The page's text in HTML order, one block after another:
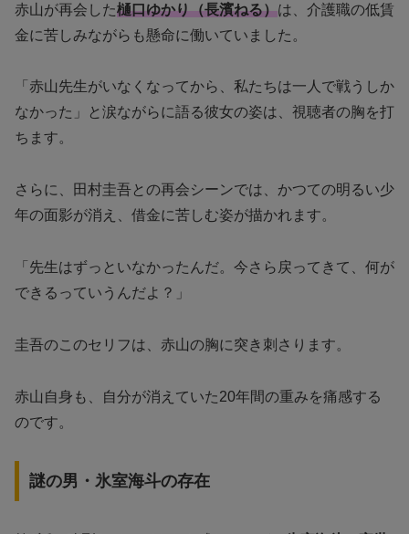
赤山が再会した樋口ゆかり（長濱ねる）は、介護職の低賃
金に苦しみながらも懸命に働いていました。
「赤山先生がいなくなってから、私たちは一人で戦うしか
なかった」と涙ながらに語る彼女の姿は、視聴者の胸を打
ちます。
さらに、田村圭吾との再会シーンでは、かつての明るい少
年の面影が消え、借金に苦しむ姿が描かれます。
「先生はずっといなかったんだ。今さら戻ってきて、何が
できるっていうんだよ？」
圭吾のこのセリフは、赤山の胸に突き刺さります。
赤山自身も、自分が消えていた20年間の重みを痛感する
のです。
謎の男・氷室海斗の存在